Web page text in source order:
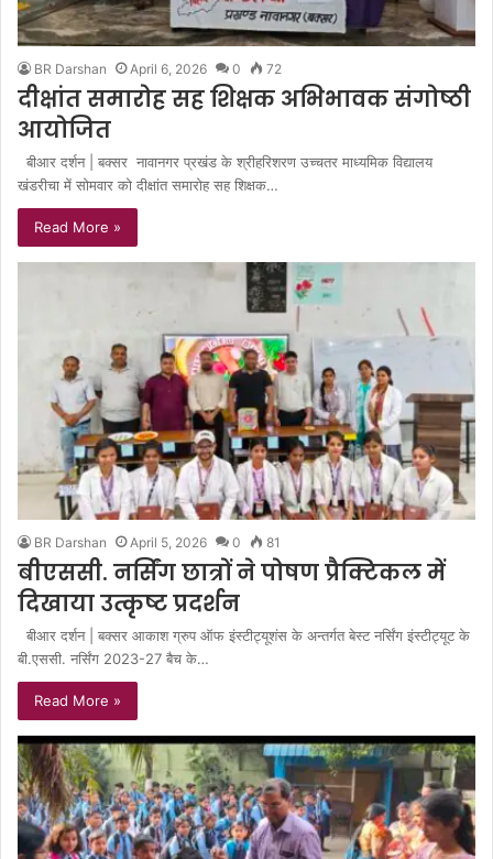
BR Darshan April 6, 2026 0 72
दीक्षांत समारोह सह शिक्षक अभिभावक संगोष्ठी
आयोजित
बीआर दर्शन | बक्सर नावानगर प्रखंड के श्रीहरिशरण उच्चतर माध्यमिक विद्यालय
खंडरीचा में सोमवार को दीक्षांत समारोह सह शिक्षक…
Read More »
BR Darshan April 5, 2026 0 81
बीएससी. नर्सिंग छात्रों ने पोषण प्रैक्टिकल में
दिखाया उत्कृष्ट प्रदर्शन
बीआर दर्शन | बक्सर आकाश ग्रुप ऑफ इंस्टीट्यूशंस के अन्तर्गत बेस्ट नर्सिंग इंस्टीट्यूट के
बी.एससी. नर्सिंग 2023-27 बैच के…
Read More »